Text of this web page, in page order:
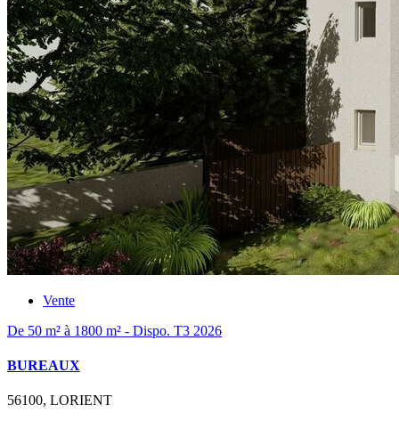
Vente
De 50 m² à 1800 m² - Dispo. T3 2026
BUREAUX
56100, LORIENT